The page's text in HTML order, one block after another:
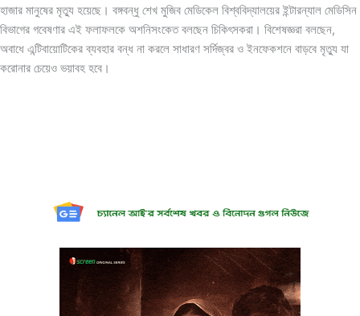
হাজার মানুষের মৃত্যু হয়েছে। বঙ্গবন্ধু শেখ মুজিব মেডিকেল বিশ্ববিদ্যালয়ের ইন্টারন্যাল মেডিসিন
বিভাগের গবেষণার এই ফলাফলকে অশনিসংকেত বলছেন চিকিৎসকরা। বিশেষজ্ঞরা বলছেন,
অবাধে এন্টিবায়োটিকের ব্যবহার বন্ধ না করলে সাধারণ সর্দিজ্বর ও ইনফেকশনে বাড়বে মৃত্যু যা
করোনার চেয়েও ভয়াবহ হবে।